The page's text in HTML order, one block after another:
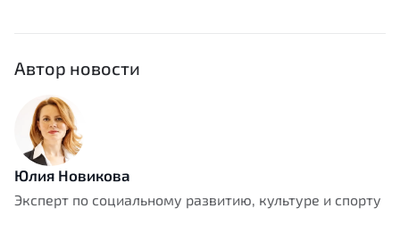
Автор новости
Юлия Новикова
Эксперт по социальному развитию, культуре и спорту